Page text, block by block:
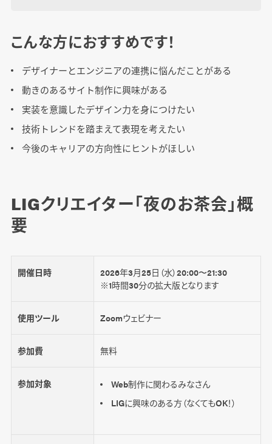
こんな方におすすめです！
デザイナーとエンジニアの連携に悩んだことがある
動きのあるサイト制作に興味がある
実装を意識したデザイン力を身につけたい
技術トレンドを踏まえて表現を考えたい
今後のキャリアの方向性にヒントがほしい
LIGクリエイター「夜のお茶会」概
要
開催日時
2026年3月25日（水）20:00〜21:30
※1時間30分の拡大版となります
使用ツール Zoomウェビナー
参加費 無料
参加対象
Web制作に関わるみなさん
LIGに興味のある方（なくてもOK！）